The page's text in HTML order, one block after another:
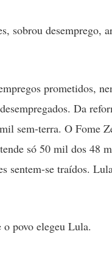
sobrou desemprego,
prometidos,
Da
sem-terra. O Fome
só 50 mil dos 48
sentem-se traídos.
povo elegeu Lula.